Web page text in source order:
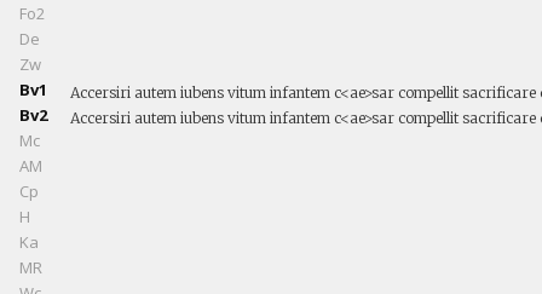
Fo2
De
Zw
Bv1
Accersiri autem iubens vitum infantem c<ae>sar compellit
Bv2 Accersiri autem iubens vitum infantem c<ae>sar compellit
Mc
AM
Cp
H
Ka
MR